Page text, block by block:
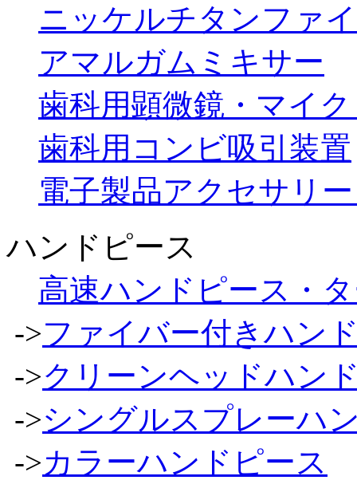
ニッケルチタンファ
アマルガムミキサー
歯科用顕微鏡・マイ
歯科用コンビ吸引装置
電子製品アクセサリ
ハンドピース
高速ハンドピース・
->ファイバー付きハン
->クリーンヘッドハン
->シングルスプレーハ
->カラーハンドピース